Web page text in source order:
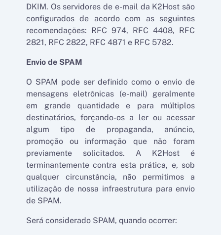
DKIM. Os servidores de e-mail da K2Host são
configurados de acordo com as seguintes
recomendações: RFC 974, RFC 4408, RFC
2821, RFC 2822, RFC 4871 e RFC 5782.
Envio de SPAM
O SPAM pode ser definido como o envio de
mensagens eletrônicas (e-mail) geralmente
em grande quantidade e para múltiplos
destinatários, forçando-os a ler ou acessar
algum tipo de propaganda, anúncio,
promoção ou informação que não foram
previamente solicitados. A K2Host é
terminantemente contra esta prática, e, sob
qualquer circunstância, não permitimos a
utilização de nossa infraestrutura para envio
de SPAM.
Será considerado SPAM, quando ocorrer: